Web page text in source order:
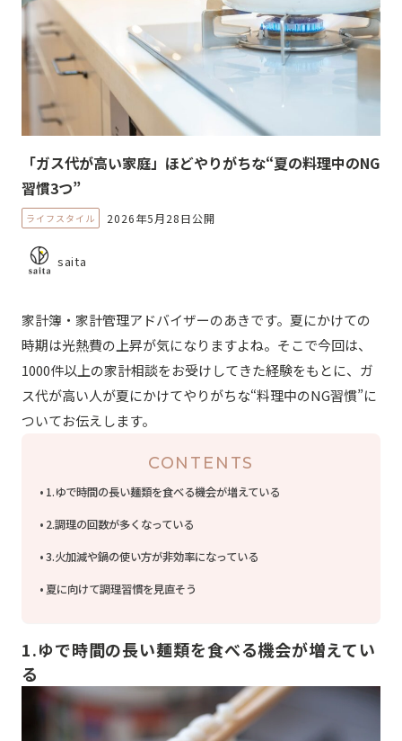
「ガス代が高い家庭」ほどやりがちな“夏の料理中のNG
習慣3つ”
ライフスタイル 2026年5月28日公開
saita
家計簿・家計管理アドバイザーのあきです。夏にかけての
時期は光熱費の上昇が気になりますよね。そこで今回は、
1000件以上の家計相談をお受けしてきた経験をもとに、ガ
ス代が高い人が夏にかけてやりがちな“料理中のNG習慣”に
ついてお伝えします。
CONTENTS
1.ゆで時間の長い麺類を食べる機会が増えている
2.調理の回数が多くなっている
3.火加減や鍋の使い方が非効率になっている
夏に向けて調理習慣を見直そう
1.ゆで時間の長い麺類を食べる機会が増えてい
る